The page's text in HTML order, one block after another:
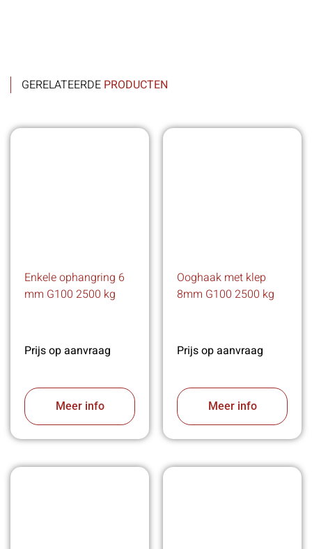
GERELATEERDE PRODUCTEN
Enkele ophangring 6
mm G100 2500 kg
Prijs op aanvraag
Meer info
Ooghaak met klep
8mm G100 2500 kg
Prijs op aanvraag
Meer info